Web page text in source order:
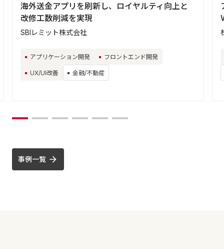
海外送金アプリを刷新し、ロイヤルティ向上と
改修工数削減を実現
SBIレミット株式会社
アプリケーション開発 フロントエンド開発
UX/UI改善 金融/不動産
事例一覧